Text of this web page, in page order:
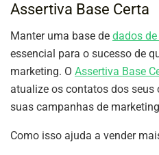
Assertiva Base Certa
Manter uma base de dados
essencial para o sucesso de
marketing. O Assertiva Base
atualize os contatos dos seus
suas campanhas de
Como isso ajuda a vender